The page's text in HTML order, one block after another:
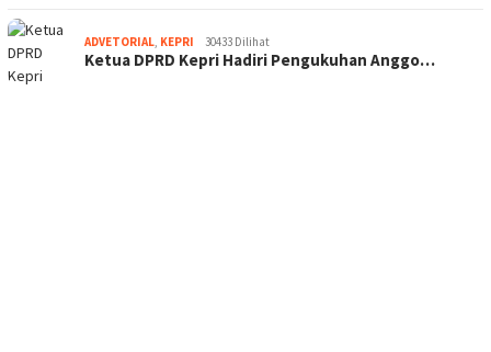
ADVETORIAL, KEPRI 30433 Dilihat
Ketua DPRD Kepri Hadiri Pengukuhan Anggo…